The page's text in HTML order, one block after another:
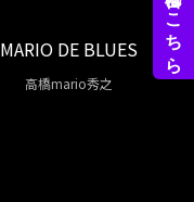
MARIO DE BLUES
高橋mario秀之